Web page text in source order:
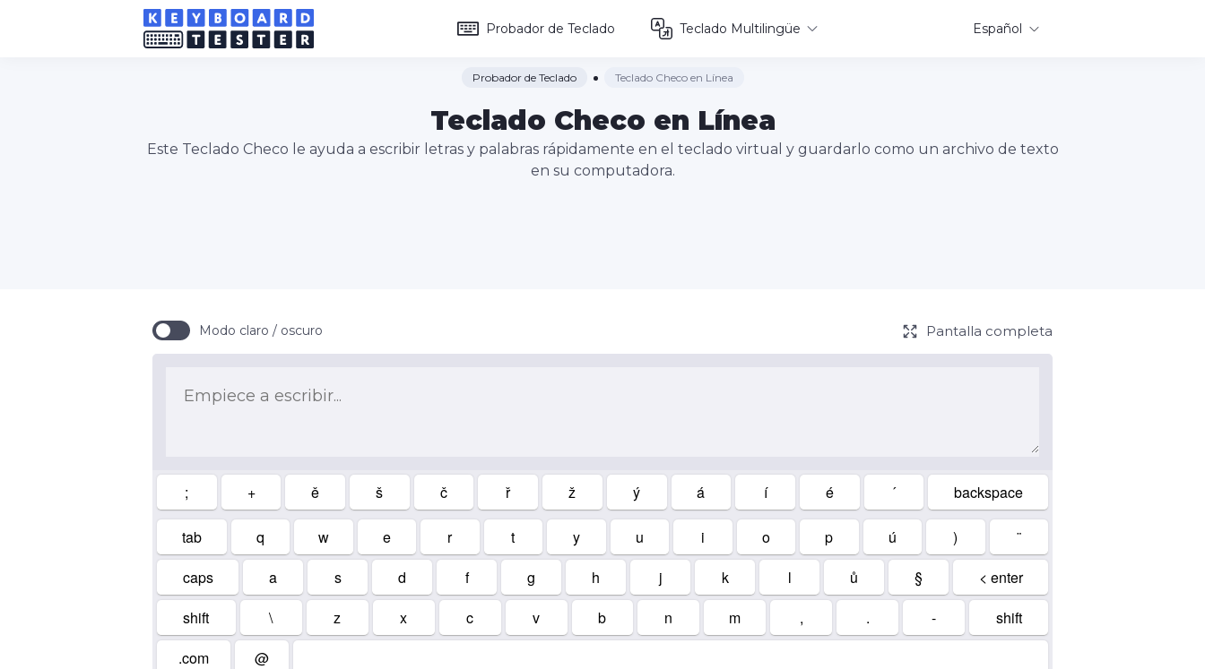
Probador de Teclado Teclado Multilingüe Español
Probador de Teclado Teclado Checo en Línea
Teclado Checo en Línea
Este Teclado Checo le ayuda a escribir letras y palabras rápidamente en el teclado virtual y guardarlo como un archivo de texto
en su computadora.
Modo claro / oscuro Pantalla completa
; + ě š č ř ž ý á í é ´ backspace
tab q w e r t y u i o p ú )
¨
caps
a s d f g h j k l ů §
< enter
shift
\ z x c v b n m , . -
shift
.com
@